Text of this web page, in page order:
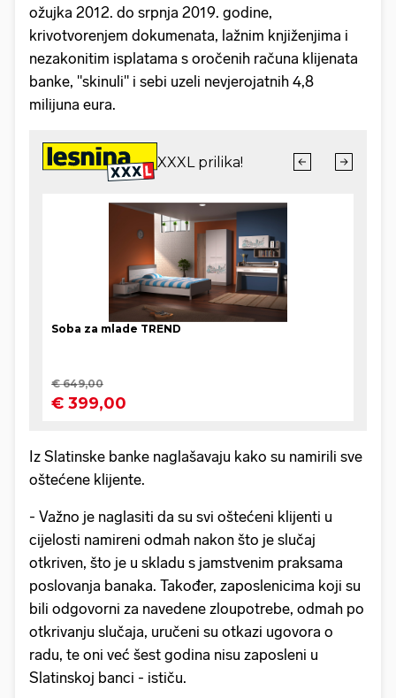
ožujka 2012. do srpnja 2019. godine,
krivotvorenjem dokumenata, lažnim knjiženjima i
nezakonitim isplatama s oročenih računa klijenata
banke, "skinuli" i sebi uzeli nevjerojatnih 4,8
milijuna eura.
Iz Slatinske banke naglašavaju kako su namirili sve
oštećene klijente.
- Važno je naglasiti da su svi oštećeni klijenti u
cijelosti namireni odmah nakon što je slučaj
otkriven, što je u skladu s jamstvenim praksama
poslovanja banaka. Također, zaposlenicima koji su
bili odgovorni za navedene zloupotrebe, odmah po
otkrivanju slučaja, uručeni su otkazi ugovora o
radu, te oni već šest godina nisu zaposleni u
Slatinskoj banci - ističu.